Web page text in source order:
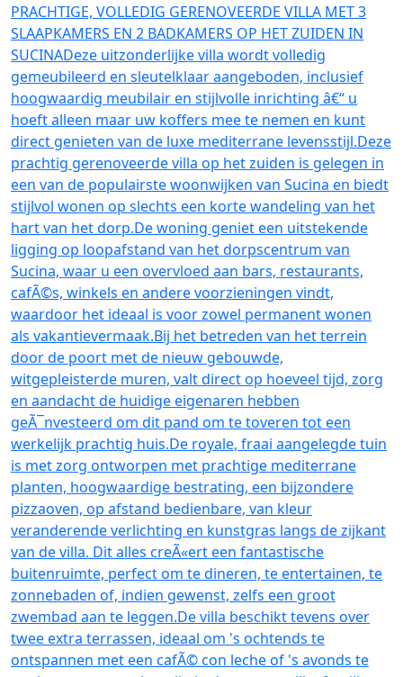
PRACHTIGE, VOLLEDIG GERENOVEERDE VILLA MET 3
SLAAPKAMERS EN 2 BADKAMERS OP HET ZUIDEN IN
SUCINADeze uitzonderlijke villa wordt volledig
gemeubileerd en sleutelklaar aangeboden, inclusief
hoogwaardig meubilair en stijlvolle inrichting â€“ u
hoeft alleen maar uw koffers mee te nemen en kunt
direct genieten van de luxe mediterrane levensstijl.Deze
prachtig gerenoveerde villa op het zuiden is gelegen in
een van de populairste woonwijken van Sucina en biedt
stijlvol wonen op slechts een korte wandeling van het
hart van het dorp.De woning geniet een uitstekende
ligging op loopafstand van het dorpscentrum van
Sucina, waar u een overvloed aan bars, restaurants,
cafÃ©s, winkels en andere voorzieningen vindt,
waardoor het ideaal is voor zowel permanent wonen
als vakantievermaak.Bij het betreden van het terrein
door de poort met de nieuw gebouwde,
witgepleisterde muren, valt direct op hoeveel tijd, zorg
en aandacht de huidige eigenaren hebben
geÃ¯nvesteerd om dit pand om te toveren tot een
werkelijk prachtig huis.De royale, fraai aangelegde tuin
is met zorg ontworpen met prachtige mediterrane
planten, hoogwaardige bestrating, een bijzondere
pizzaoven, op afstand bedienbare, van kleur
veranderende verlichting en kunstgras langs de zijkant
van de villa. Dit alles creÃ«ert een fantastische
buitenruimte, perfect om te dineren, te entertainen, te
zonnebaden of, indien gewenst, zelfs een groot
zwembad aan te leggen.De villa beschikt tevens over
twee extra terrassen, ideaal om 's ochtends te
ontspannen met een cafÃ© con leche of 's avonds te